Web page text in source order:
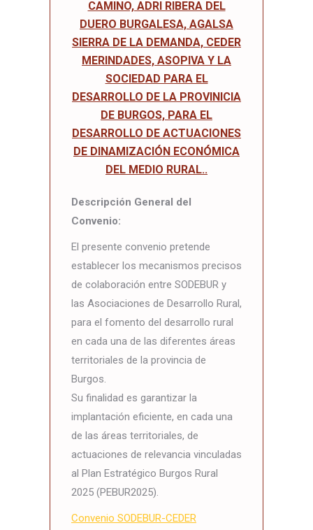
CAMINO, ADRI RIBERA DEL
DUERO BURGALESA, AGALSA
SIERRA DE LA DEMANDA, CEDER
MERINDADES, ASOPIVA Y LA
SOCIEDAD PARA EL
DESARROLLO DE LA PROVINICIA
DE BURGOS, PARA EL
DESARROLLO DE ACTUACIONES
DE DINAMIZACIÓN ECONÓMICA
DEL MEDIO RURAL..
Descripción General del
Convenio:
El presente convenio pretende
establecer los mecanismos precisos
de colaboración entre SODEBUR y
las Asociaciones de Desarrollo Rural,
para el fomento del desarrollo rural
en cada una de las diferentes áreas
territoriales de la provincia de
Burgos.
Su finalidad es garantizar la
implantación eficiente, en cada una
de las áreas territoriales, de
actuaciones de relevancia vinculadas
al Plan Estratégico Burgos Rural
2025 (PEBUR2025).
Convenio SODEBUR-CEDER